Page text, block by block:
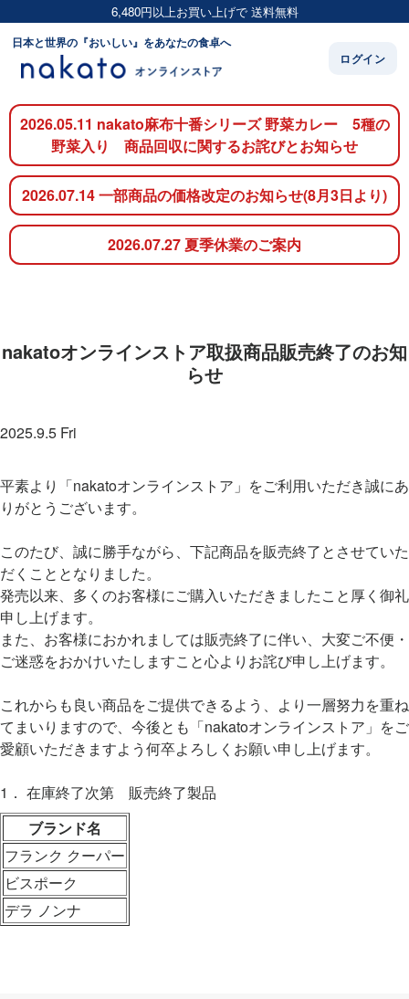
6,480円以上お買い上げで 送料無料
日本と世界の『おいしい』をあなたの食卓へ
ログイン
2026.05.11 nakato麻布十番シリーズ 野菜カレー 5種の
野菜入り 商品回収に関するお詫びとお知らせ
2026.07.14 一部商品の価格改定のお知らせ(8月3日より)
2026.07.27 夏季休業のご案内
nakatoオンラインストア取扱商品販売終了のお知
らせ
2025.9.5 Fri
平素より「nakatoオンラインストア」をご利用いただき誠にあ
りがとうございます。
このたび、誠に勝手ながら、下記商品を販売終了とさせていた
だくこととなりました。
発売以来、多くのお客様にご購入いただきましたこと厚く御礼
申し上げます。
また、お客様におかれましては販売終了に伴い、大変ご不便・
ご迷惑をおかけいたしますこと心よりお詫び申し上げます。
これからも良い商品をご提供できるよう、より一層努力を重ね
てまいりますので、今後とも「nakatoオンラインストア」をご
愛顧いただきますよう何卒よろしくお願い申し上げます。
1． 在庫終了次第 販売終了製品
ブランド名
フランク クーパー
ビスポーク
デラ ノンナ